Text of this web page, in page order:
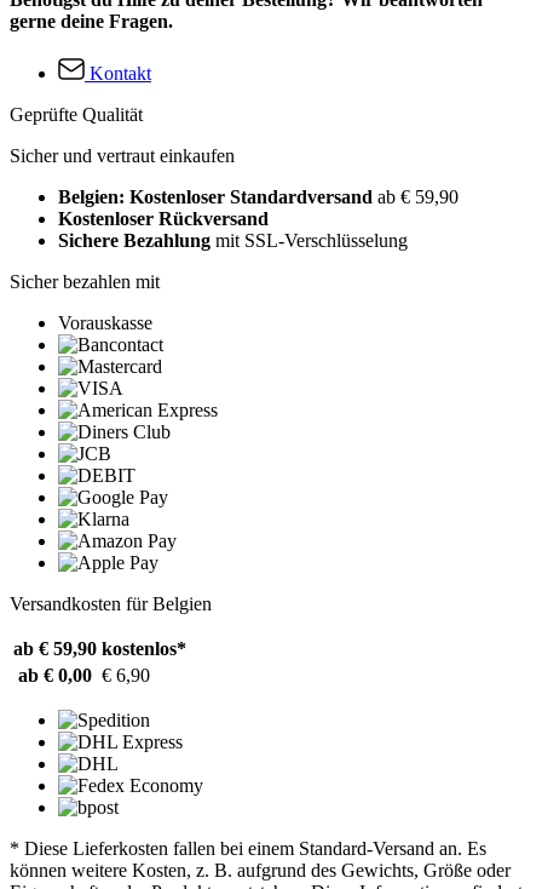
gerne deine Fragen.
Kontakt
Geprüfte Qualität
Sicher und vertraut einkaufen
Belgien: Kostenloser Standardversand ab € 59,90
Kostenloser Rückversand
Sichere Bezahlung mit SSL-Verschlüsselung
Sicher bezahlen mit
Vorauskasse
Versandkosten für Belgien
ab € 59,90 kostenlos*
ab € 0,00 € 6,90
* Diese Lieferkosten fallen bei einem Standard-Versand an. Es
können weitere Kosten, z. B. aufgrund des Gewichts, Größe oder